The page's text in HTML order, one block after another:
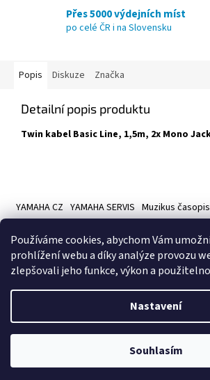
Používáme cookies, abychom Vám
prohlížení webu a díky analýze provozu
zlepšovali jeho funkce, výkon a
Nastavení
Souhlasím
Přes 5000 výdejních míst
po celé ČR i na Slovensku
Popis Diskuze Značka
Detailní popis produktu
Twin kabel Basic Line, 1,5m, 2x Mono
p
YAMAHA CZ YAMAHA SERVIS Muzikus časopis
Copyright 2026Hudební nástroje
vyhrazena.